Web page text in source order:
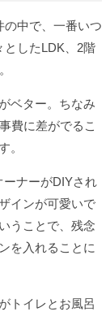
中で、一番いつ
としたLDK、2階
ベター。ちなみ
費に差がでるこ
。
ーナーがDIYされ
インが可愛いで
うことで、残念
を入れることに
トイレとお風呂